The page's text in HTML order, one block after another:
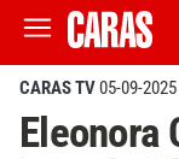
CARAS TV05-09-
Eleonora